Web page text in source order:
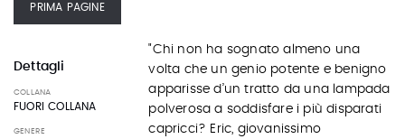
PRIMA PAGINE
Dettagli
COLLANA
FUORI COLLANA
GENERE
"Chi non ha sognato almeno una
volta che un genio potente e benigno
apparisse d’un tratto da una lampada
polverosa a soddisfare i più disparati
capricci? Eric, giovanissimo